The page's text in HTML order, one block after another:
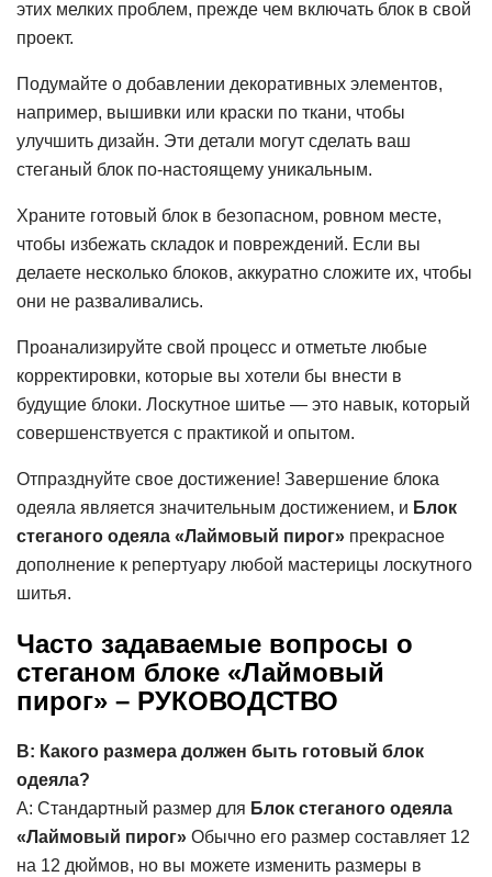
этих мелких проблем, прежде чем включать блок в свой
проект.
Подумайте о добавлении декоративных элементов,
например, вышивки или краски по ткани, чтобы
улучшить дизайн. Эти детали могут сделать ваш
стеганый блок по-настоящему уникальным.
Храните готовый блок в безопасном, ровном месте,
чтобы избежать складок и повреждений. Если вы
делаете несколько блоков, аккуратно сложите их, чтобы
они не разваливались.
Проанализируйте свой процесс и отметьте любые
корректировки, которые вы хотели бы внести в
будущие блоки. Лоскутное шитье — это навык, который
совершенствуется с практикой и опытом.
Отпразднуйте свое достижение! Завершение блока
одеяла является значительным достижением, и Блок
стеганого одеяла «Лаймовый пирог» прекрасное
дополнение к репертуару любой мастерицы лоскутного
шитья.
Часто задаваемые вопросы о
стеганом блоке «Лаймовый
пирог» – РУКОВОДСТВО
В: Какого размера должен быть готовый блок
одеяла?
A: Стандартный размер для Блок стеганого одеяла
«Лаймовый пирог» Обычно его размер составляет 12
на 12 дюймов, но вы можете изменить размеры в